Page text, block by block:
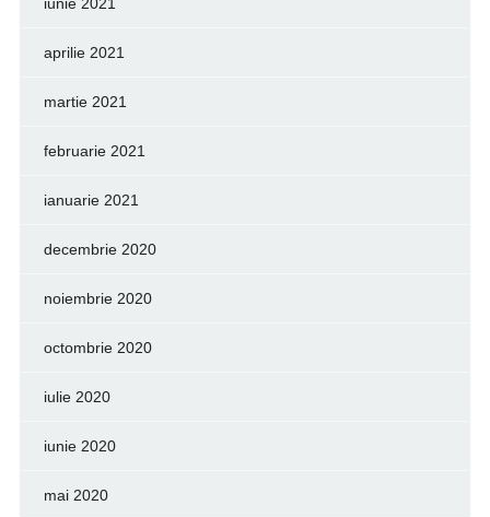
aprilie 2021
martie 2021
februarie 2021
ianuarie 2021
decembrie 2020
noiembrie 2020
octombrie 2020
iulie 2020
iunie 2020
mai 2020